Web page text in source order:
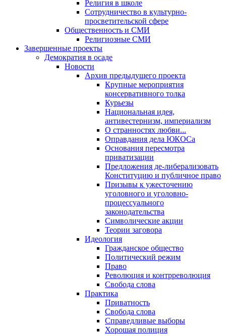
Религия в школе
Сотрудничество в культурно-
просветительской сфере
Общественность и СМИ
Религиозные СМИ
Завершенные проекты
Демократия в осаде
Новости
Архив предыдущего проекта
Крупные мероприятия
консервативного толка
Курьезы
Национальная идея,
антивестернизм, империализм
О странностях любви...
Оправдания дела ЮКОСа
Основания пересмотра
приватизации
Предложения де-либерализовать
Конституцию и публичное право
Призывы к ужесточению
уголовного и уголовно-
процессуального
законодательства
Символические акции
Теории заговора
Идеология
Гражданское общество
Политический режим
Право
Революция и контрреволюция
Свобода слова
Практика
Приватность
Свобода слова
Справедливые выборы
Хорошая полиция